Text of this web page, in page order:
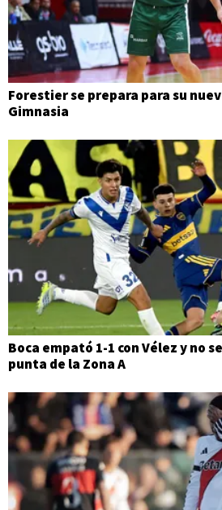
Forestier se prepara para su
Gimnasia
Boca empató 1-1 con Vélez y no
punta de la Zona A